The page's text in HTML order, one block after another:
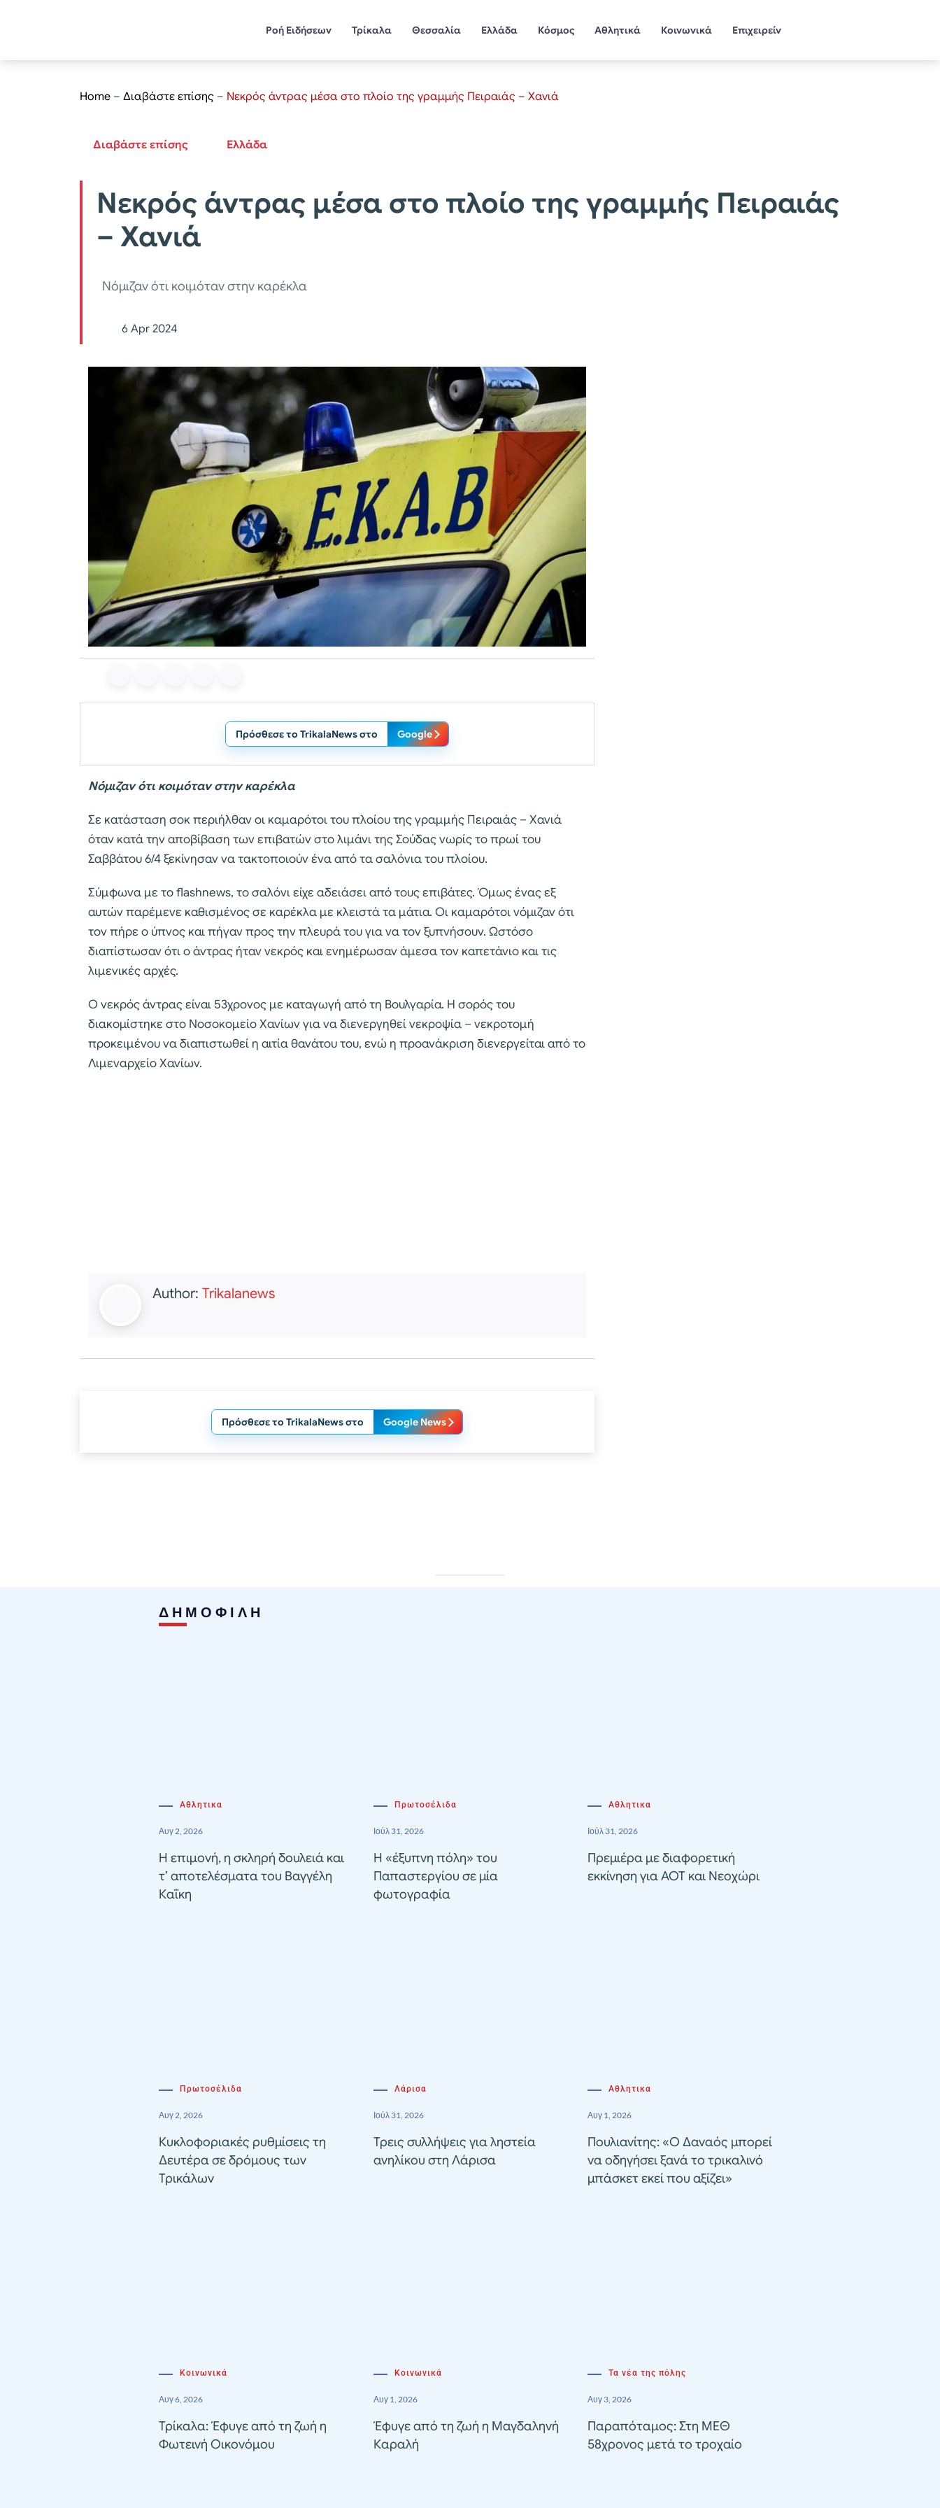
Ροή Ειδήσεων Τρίκαλα Θεσσαλία Ελλάδα Κόσμος Αθλητικά Κοινωνικά Επιχειρείν
Home – Διαβάστε επίσης – Νεκρός άντρας μέσα στο πλοίο της γραμμής Πειραιάς – Χανιά
Διαβάστε επίσης Ελλάδα
Νεκρός άντρας μέσα στο πλοίο της γραμμής Πειραιάς
– Χανιά
Νόμιζαν ότι κοιμόταν στην καρέκλα
6 Apr 2024
Πρόσθεσε το TrikalaNews στο Google
Νόμιζαν ότι κοιμόταν στην καρέκλα
Σε κατάσταση σοκ περιήλθαν οι καμαρότοι του πλοίου της γραμμής Πειραιάς – Χανιά
όταν κατά την αποβίβαση των επιβατών στο λιμάνι της Σούδας νωρίς το πρωί του
Σαββάτου 6/4 ξεκίνησαν να τακτοποιούν ένα από τα σαλόνια του πλοίου.
Σύμφωνα με το flashnews, το σαλόνι είχε αδειάσει από τους επιβάτες. Όμως ένας εξ
αυτών παρέμενε καθισμένος σε καρέκλα με κλειστά τα μάτια. Οι καμαρότοι νόμιζαν ότι
τον πήρε ο ύπνος και πήγαν προς την πλευρά του για να τον ξυπνήσουν. Ωστόσο
διαπίστωσαν ότι ο άντρας ήταν νεκρός και ενημέρωσαν άμεσα τον καπετάνιο και τις
λιμενικές αρχές.
Ο νεκρός άντρας είναι 53χρονος με καταγωγή από τη Βουλγαρία. Η σορός του
διακομίστηκε στο Νοσοκομείο Χανίων για να διενεργηθεί νεκροψία – νεκροτομή
προκειμένου να διαπιστωθεί η αιτία θανάτου του, ενώ η προανάκριση διενεργείται από το
Λιμεναρχείο Χανίων.
Author: Trikalanews
Πρόσθεσε το TrikalaNews στο Google News
ΔΗΜΟΦΙΛΗ
Αθλητικα
Αυγ 2, 2026
Η επιμονή, η σκληρή δουλειά και
τ’ αποτελέσματα του Βαγγέλη
Καΐκη
Πρωτοσέλιδα
Ιούλ 31, 2026
Η «έξυπνη πόλη» του
Παπαστεργίου σε μία
φωτογραφία
Αθλητικα
Ιούλ 31, 2026
Πρεμιέρα με διαφορετική
εκκίνηση για ΑΟΤ και Νεοχώρι
Πρωτοσέλιδα
Αυγ 2, 2026
Κυκλοφοριακές ρυθμίσεις τη
Δευτέρα σε δρόμους των
Τρικάλων
Λάρισα
Ιούλ 31, 2026
Τρεις συλλήψεις για ληστεία
ανηλίκου στη Λάρισα
Αθλητικα
Αυγ 1, 2026
Πουλιανίτης: «Ο Δαναός μπορεί
να οδηγήσει ξανά το τρικαλινό
μπάσκετ εκεί που αξίζει»
Κοινωνικά
Αυγ 6, 2026
Τρίκαλα: Έφυγε από τη ζωή η
Φωτεινή Οικονόμου
Κοινωνικά
Αυγ 1, 2026
Έφυγε από τη ζωή η Μαγδαληνή
Καραλή
Τα νέα της πόλης
Αυγ 3, 2026
Παραπόταμος: Στη ΜΕΘ
58χρονος μετά το τροχαίο